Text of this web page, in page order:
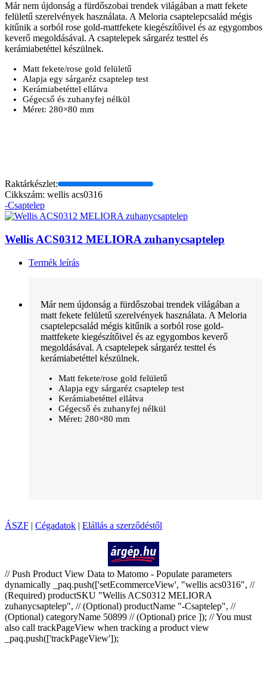
Már nem újdonság a fürdőszobai trendek világában a matt fekete
felületű szerelvények használata. A Meloria csaptelepcsalád mégis
kitűnik a sorból rose gold-mattfekete kiegészítőivel és az egygombos
keverő megoldásával. A csaptelepek sárgaréz testtel és
kerámiabetéttel készülnek.
Matt fekete/rose gold felületű
Alapja egy sárgaréz csaptelep test
Kerámiabetéttel ellátva
Gégecső és zuhanyfej nélkül
Méret: 280×80 mm
Raktárkészlet:
Cikkszám: wellis acs0316
-Csaptelep
Wellis ACS0312 MELIORA zuhanycsaptelep
Termék leírás
Már nem újdonság a fürdőszobai trendek világában a
matt fekete felületű szerelvények használata. A Meloria
csaptelepcsalád mégis kitűnik a sorból rose gold-
mattfekete kiegészítőivel és az egygombos keverő
megoldásával. A csaptelepek sárgaréz testtel és
kerámiabetéttel készülnek.
Matt fekete/rose gold felületű
Alapja egy sárgaréz csaptelep test
Kerámiabetéttel ellátva
Gégecső és zuhanyfej nélkül
Méret: 280×80 mm
ÁSZF | Cégadatok | Elállás a szerződéstől
// Push Product View Data to Matomo - Populate parameters
dynamically _paq.push(['setEcommerceView', "wellis acs0316", //
(Required) productSKU "Wellis ACS0312 MELIORA
zuhanycsaptelep", // (Optional) productName "-Csaptelep", //
(Optional) categoryName 50899 // (Optional) price ]); // You must
also call trackPageView when tracking a product view
_paq.push(['trackPageView']);